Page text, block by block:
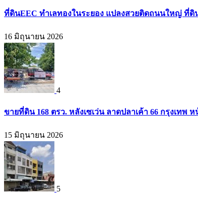
ที่ดินEEC ทำเลทองในระยอง แปลงสวยติดถนนใหญ่ ที่ดิ
16 มิถุนายน 2026
4
ขายที่ดิน 168 ตรว. หลังเซเว่น ลาดปลาเค้า 66 กรุงเทพ
15 มิถุนายน 2026
5